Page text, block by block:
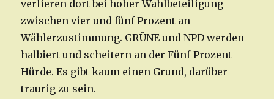
verlieren dort bei hoher Wahlbeteiligung
zwischen vier und fünf Prozent an
Wählerzustimmung. GRÜNE und NPD werden
halbiert und scheitern an der Fünf-Prozent-
Hürde. Es gibt kaum einen Grund, darüber
traurig zu sein.